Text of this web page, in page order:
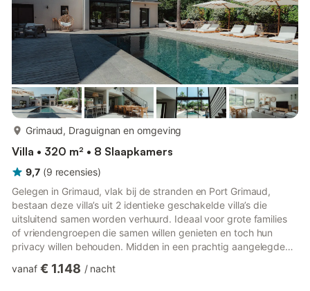
Grimaud, Draguignan en omgeving
Villa • 320 m² • 8 Slaapkamers
9,7 (9 recensies)
Gelegen in Grimaud, vlak bij de stranden en Port Grimaud,
bestaan deze villa’s uit 2 identieke geschakelde villa’s die
uitsluitend samen worden verhuurd. Ideaal voor grote families
of vriendengroepen die samen willen genieten en toch hun
privacy willen behouden. Midden in een prachtig aangelegde
hier charme, comfort en de levensstijl van de Côte d’Azur. Beide
vanaf € 1.148 / nacht